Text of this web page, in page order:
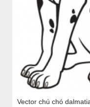
Vector chú chó